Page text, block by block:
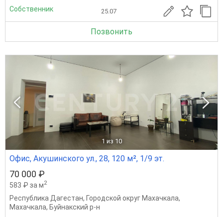
Собственник 25.07
Позвонить
1 из 10
Офис, Акушинского ул., 28, 120 м², 1/9 эт.
70 000 ₽
583 ₽ за м2
Республика Дагестан, Городской округ Махачкала,
Махачкала, Буйнакский р-н